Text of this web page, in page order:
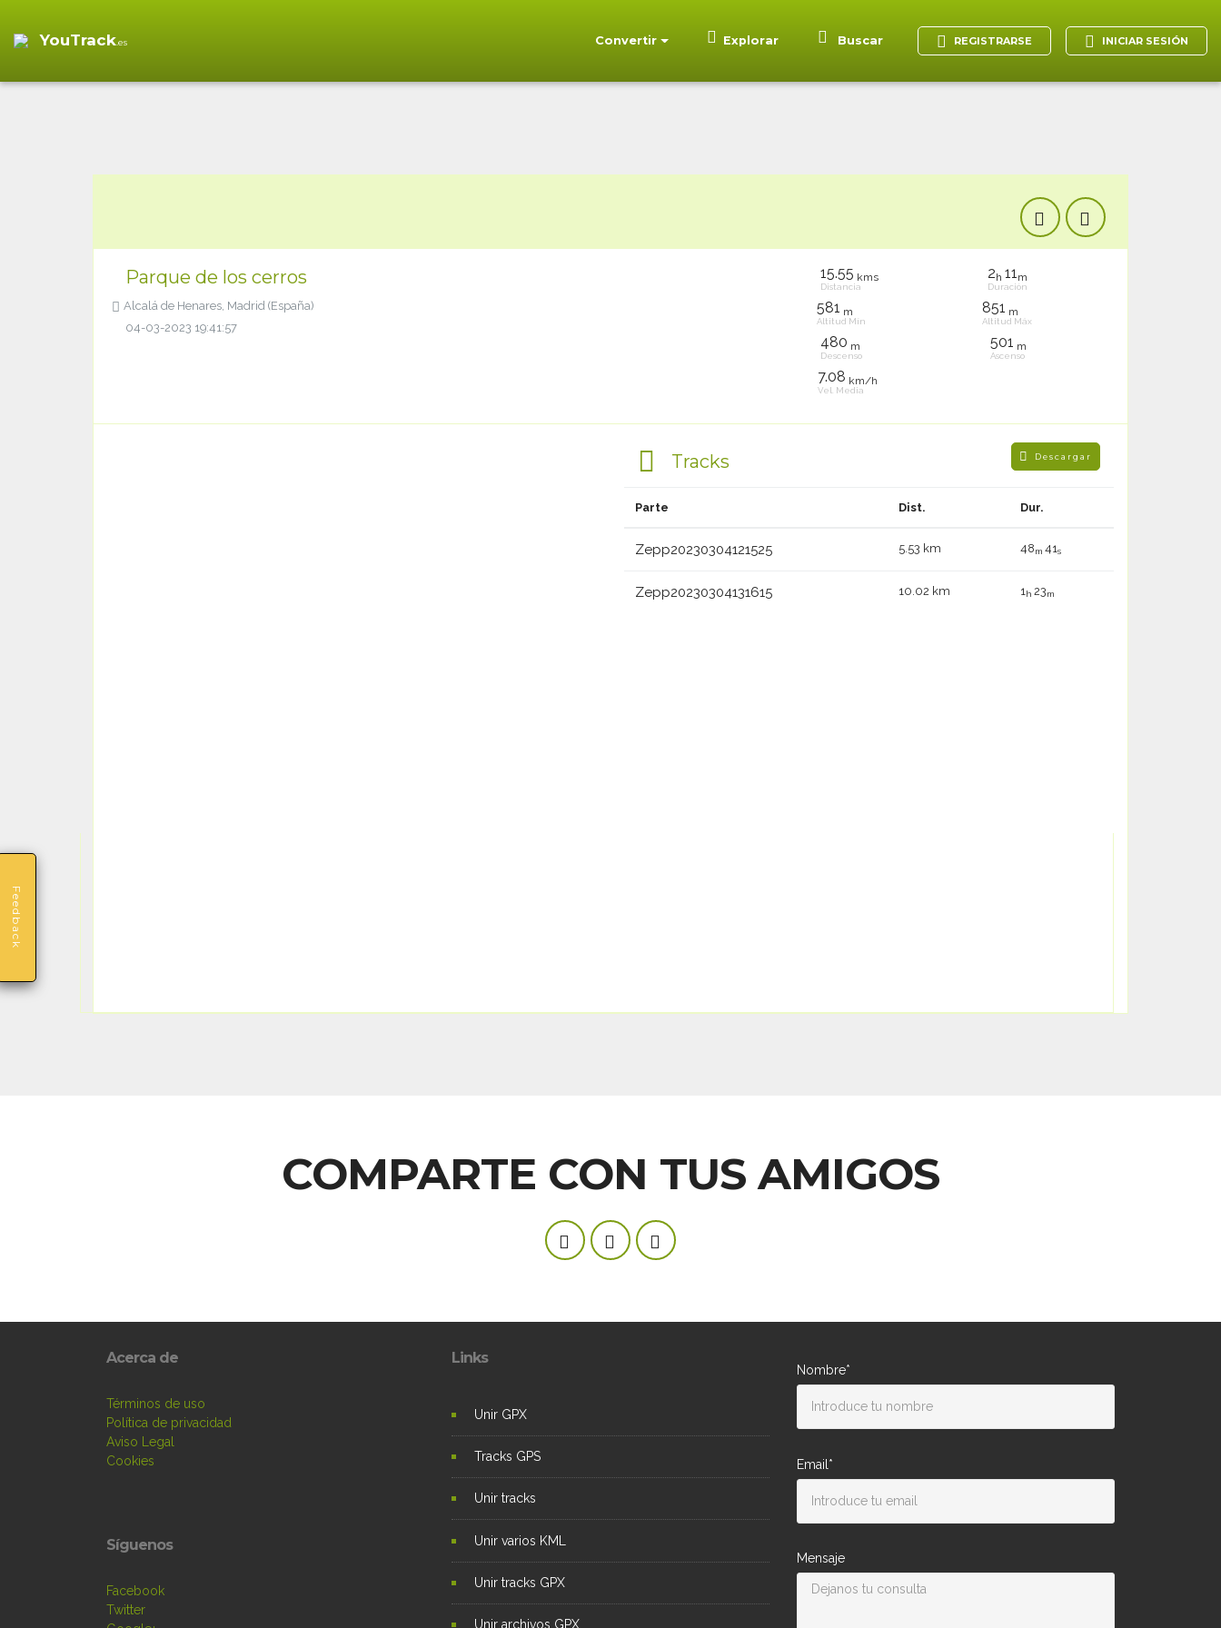
Feedback
YouTrack.es Convertir Explorar Buscar REGISTRARSE INICIAR SESIÓN
Parque de los cerros
Alcalá de Henares, Madrid (España)
04-03-2023 19:41:57
15.55 kms
Distancia
2h 11m
Duración
581 m
Altitud Mín
851 m
Altitud Máx
480 m
Descenso
501 m
Ascenso
7.08 km/h
Vel. Media
Tracks Descargar
Parte Dist. Dur.
Zepp20230304121525 5.53 km 48m 41s
Zepp20230304131615 10.02 km 1h 23m
COMPARTE CON TUS AMIGOS
Acerca de
Términos de uso
Política de privacidad
Aviso Legal
Cookies
Síguenos
Facebook
Twitter
Links
Unir GPX
Tracks GPS
Unir tracks
Unir varios KML
Unir tracks GPX
Unir archivos GPX
Nombre*
Email*
Mensaje